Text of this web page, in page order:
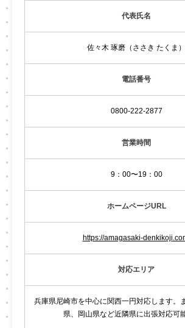
代表氏名
佐々木 琢磨（ささき たくま）
電話番号
0800-222-2877
営業時間
9：00〜19：00
ホームページURL
https://amagasaki-
対応エリア
兵庫県尼崎市を中心に関西一円対応します。
県、岡山県など近隣県に出張対応可